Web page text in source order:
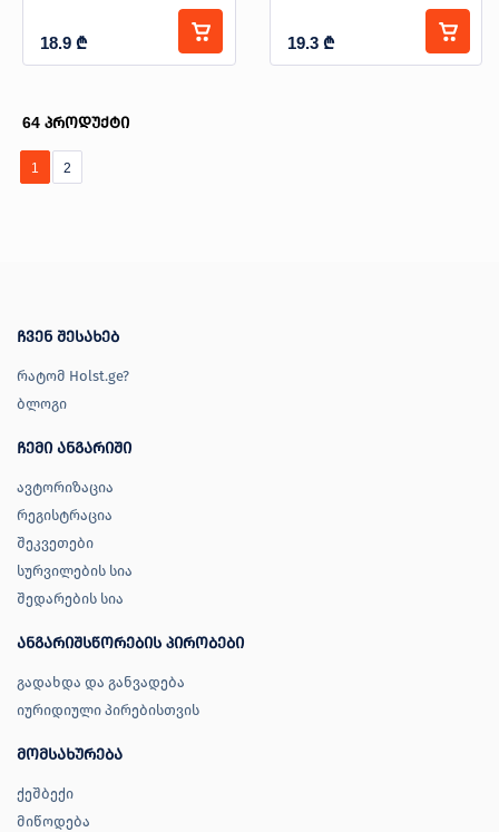
18.9 ₾ 19.3 ₾
64 პროდუქტი
1 2
ჩვენ შესახებ
რატომ Holst.ge?
ბლოგი
ჩემი ანგარიში
ავტორიზაცია
რეგისტრაცია
შეკვეთები
სურვილების სია
შედარების სია
ანგარიშსწორების პირობები
გადახდა და განვადება
იურიდიული პირებისთვის
მომსახურება
ქეშბექი
მიწოდება